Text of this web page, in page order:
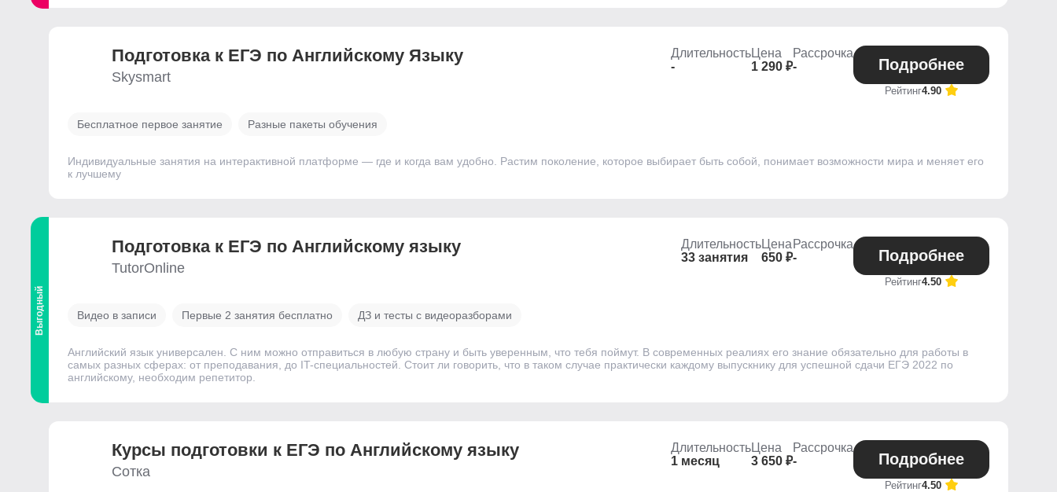
Подготовка к ЕГЭ по Английскому Языку
Skysmart
Длительность
-
Цена
1 290 ₽
Рассрочка
-
Подробнее
Рейтинг4.90
Бесплатное первое занятие Разные пакеты обучения
Индивидуальные занятия на интерактивной платформе — где и когда вам удобно. Растим поколение, которое выбирает быть собой, понимает возможности мира и меняет его
к лучшему
Выгодный
Подготовка к ЕГЭ по Английскому языку
TutorOnline
Длительность
33 занятия
Цена
650 ₽
Рассрочка
-
Подробнее
Рейтинг4.50
Видео в записи Первые 2 занятия бесплатно ДЗ и тесты с видеоразборами
Английский язык универсален. С ним можно отправиться в любую страну и быть уверенным, что тебя поймут. В современных реалиях его знание обязательно для работы в
самых разных сферах: от преподавания, до IT-специальностей. Стоит ли говорить, что в таком случае практически каждому выпускнику для успешной сдачи ЕГЭ 2022 по
английскому, необходим репетитор.
Курсы подготовки к ЕГЭ по Английскому языку
Сотка
Длительность
1 месяц
Цена
3 650 ₽
Рассрочка
-
Подробнее
Рейтинг4.50